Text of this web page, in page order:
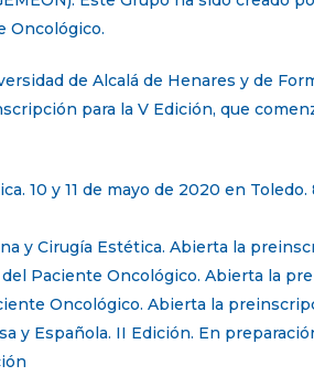
Oncológico.
de Alcalá de Henares y de
para la V Edición, que
10 y 11 de mayo de 2020 en
y Cirugía Estética. Abierta la
Paciente Oncológico. Abierta la
Oncológico. Abierta la
y Española. II Edición. En